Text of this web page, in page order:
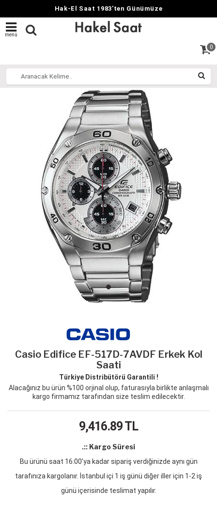
Hak-El Saat 1983'ten Günümüze
menü
0
Casio Edifice EF-517D-7AVDF Erkek Kol
Saati
Türkiye Distribütörü Garantili !
Alacağınız bu ürün %100 orjinal olup, faturasıyla birlikte anlaşmalı
kargo firmamız tarafından size teslim edilecektir.
9,416.89TL
.:: Kargo Süresi
Bu ürünü saat 16:00'ya kadar sipariş verdiğinizde aynı gün
tarafınıza kargolanır. İstanbul içi 1 iş günü diğer iller için 1-2 iş
günü içerisinde teslimat yapılır.